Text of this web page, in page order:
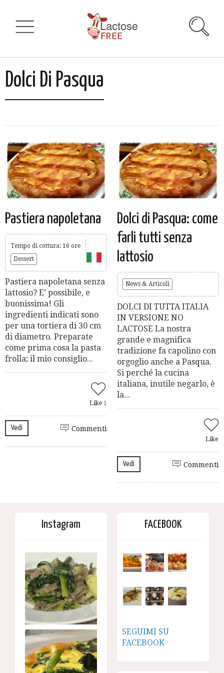
Dolci Di Pasqua
Pastiera napoletana
Tempo di cottura: 16 ore
Dessert
Pastiera napoletana senza
lattosio? E’ possibile, e
buonissima! Gli
ingredienti indicati sono
per una tortiera di 30 cm
di diametro. Preparate
come prima cosa la pasta
frolla; il mio consiglio...
Like 1
Vedi Commenti
Dolci di Pasqua: come
farli tutti senza
lattosio
News & Articoli
DOLCI DI TUTTA ITALIA
IN VERSIONE NO
LACTOSE La nostra
grande e magnifica
tradizione fa capolino con
orgoglio anche a Pasqua.
Si perché la cucina
italiana, inutile negarlo, è
la...
Like
Vedi Commenti
Instagram FACEBOOK
SEGUIMI SU
FACEBOOK